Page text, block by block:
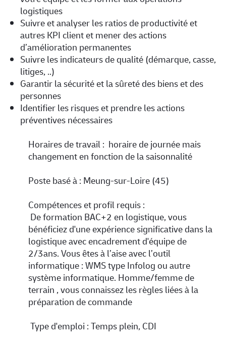
logistiques
Suivre et analyser les ratios de productivité et
autres KPI client et mener des actions
d’amélioration permanentes
Suivre les indicateurs de qualité (démarque, casse,
litiges, ..)
Garantir la sécurité et la sûreté des biens et des
personnes
Identifier les risques et prendre les actions
préventives nécessaires
Horaires de travail : horaire de journée mais
changement en fonction de la saisonnalité
Poste basé à : Meung-sur-Loire (45)
Compétences et profil requis :
De formation BAC+2 en logistique, vous
bénéficiez d'une expérience significative dans la
logistique avec encadrement d'équipe de
2/3ans. Vous êtes à l’aise avec l’outil
informatique : WMS type Infolog ou autre
système informatique. Homme/femme de
terrain , vous connaissez les règles liées à la
préparation de commande
Type d'emploi :Temps plein, CDI